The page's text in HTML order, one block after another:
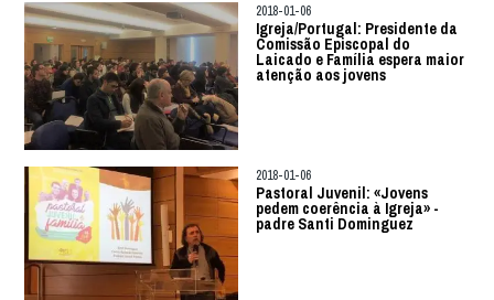
2018-01-06
Igreja/Portugal: Presidente da
Comissão Episcopal do
Laicado e Família espera maior
atenção aos jovens
2018-01-06
Pastoral Juvenil: «Jovens
pedem coerência à Igreja» -
padre Santi Dominguez